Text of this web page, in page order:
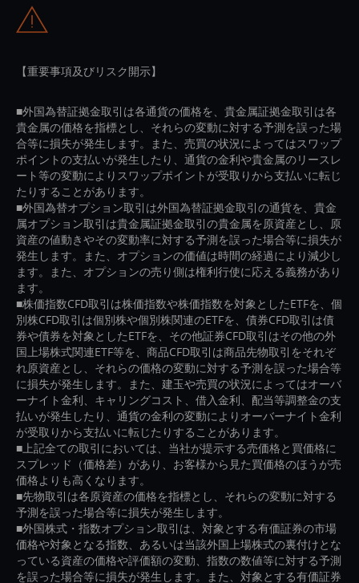
【重要事項及びリスク開示】
■外国為替証拠金取引は各通貨の価格を、貴金属証拠金取引は各
貴金属の価格を指標とし、それらの変動に対する予測を誤った場
合等に損失が発生します。また、売買の状況によってはスワップ
ポイントの支払いが発生したり、通貨の金利や貴金属のリースレ
ート等の変動によりスワップポイントが受取りから支払いに転じ
たりすることがあります。
■外国為替オプション取引は外国為替証拠金取引の通貨を、貴金
属オプション取引は貴金属証拠金取引の貴金属を原資産とし、原
資産の値動きやその変動率に対する予測を誤った場合等に損失が
発生します。また、オプションの価値は時間の経過により減少し
ます。また、オプションの売り側は権利行使に応える義務があり
ます。
■株価指数CFD取引は株価指数や株価指数を対象としたETFを、個
別株CFD取引は個別株や個別株関連のETFを、債券CFD取引は債
券や債券を対象としたETFを、その他証券CFD取引はその他の外
国上場株式関連ETF等を、商品CFD取引は商品先物取引をそれぞ
れ原資産とし、それらの価格の変動に対する予測を誤った場合等
に損失が発生します。また、建玉や売買の状況によってはオーバ
ーナイト金利、キャリングコスト、借入金利、配当等調整金の支
払いが発生したり、通貨の金利の変動によりオーバーナイト金利
が受取りから支払いに転じたりすることがあります。
■上記全ての取引においては、当社が提示する売価格と買価格に
スプレッド（価格差）があり、お客様から見た買価格のほうが売
価格よりも高くなります。
■先物取引は各原資産の価格を指標とし、それらの変動に対する
予測を誤った場合等に損失が発生します。
■外国株式・指数オプション取引は、対象とする有価証券の市場
価格や対象となる指数、あるいは当該外国上場株式の裏付けとな
っている資産の価格や評価額の変動、指数の数値等に対する予測
を誤った場合等に損失が発生します。また、対象とする有価証券